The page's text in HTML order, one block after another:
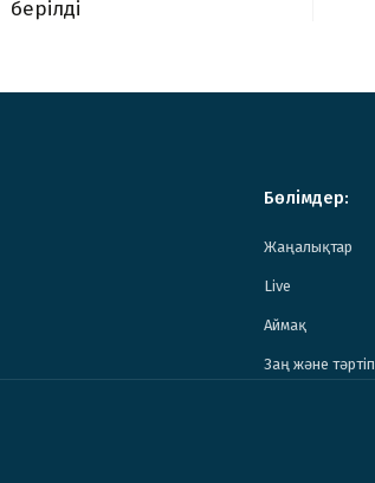
берілді
Бөлімдер:
Жаңалықтар
Live
Аймақ
Заң және тәртіп